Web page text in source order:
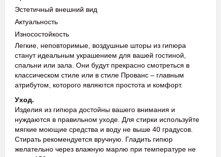
Эстетичный внешний вид
Актуальность
Износостойкость
Легкие, неповторимые, воздушные шторы из гипюра
станут идеальным украшением для вашей гостиной,
спальни или зала. Они будут прекрасно смотреться в
классическом стиле или в стиле Прованс – главным
атрибутом, которого являются простота и комфорт.
Уход.
Изделия из гипюра достойны вашего внимания и
нуждаются в правильном уходе. Для стирки используйте
мягкие моющие средства и воду не выше 40 градусов.
Стирать рекомендуется вручную. Гладить гипюр
желательно через влажную марлю при температуре не